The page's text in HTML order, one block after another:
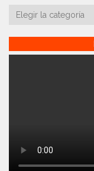
Categorías